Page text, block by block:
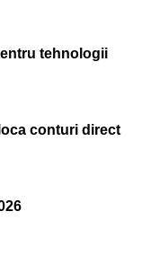
tehnologii
conturi direct